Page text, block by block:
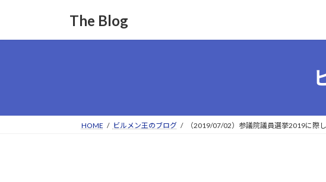
The Blog
HOME ビルメン王のブログ （2019/07/02）参議院議員選挙2019に際